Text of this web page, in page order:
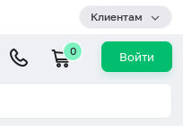
Клиентам
0 Войти